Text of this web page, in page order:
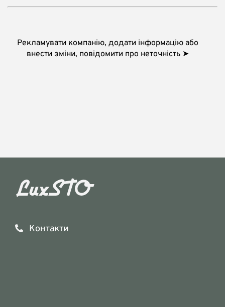
Рекламувати компанію, додати інформацію або
внести зміни, повідомити про неточність ➤
Контакти